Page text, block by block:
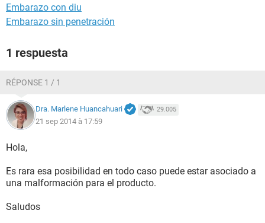
Embarazo con diu
Embarazo sin penetración
1 respuesta
RÉPONSE 1 / 1
Dra. Marlene Huancahuari 29.005
21 sep 2014 à 17:59
Hola,
Es rara esa posibilidad en todo caso puede estar asociado a
una malformación para el producto.
Saludos